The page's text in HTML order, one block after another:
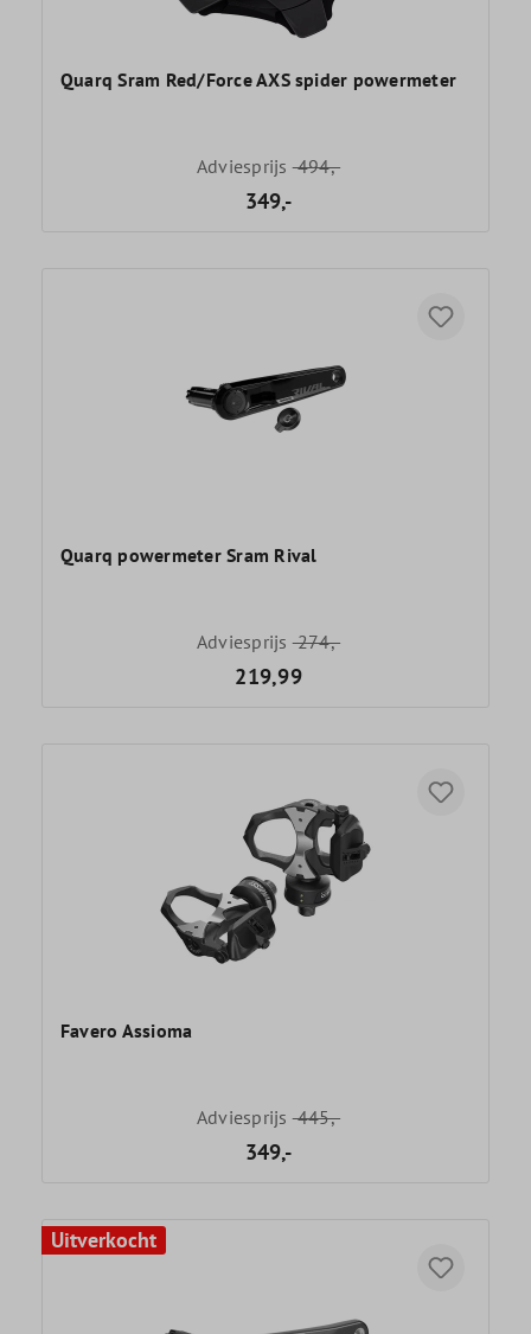
Quarq Sram Red/Force AXS spider powermeter
Adviesprijs494,-
349,-
Quarq powermeter Sram Rival
Adviesprijs274,-
219,99
Favero Assioma
Adviesprijs445,-
349,-
Uitverkocht